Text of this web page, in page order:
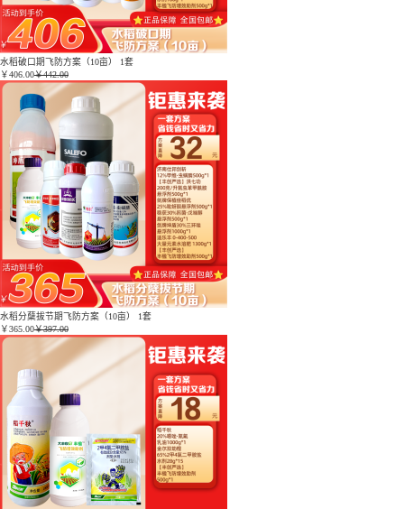
水稻破口期飞防方案（10亩） 1套
￥406.00￥442.00
水稻分蘖拔节期飞防方案（10亩） 1套
￥365.00￥397.00